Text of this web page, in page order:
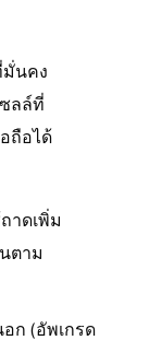
นคง
ลล์ที่
ถือได้
าดเพิ่ม
ตาม
ก (อัพเกรด